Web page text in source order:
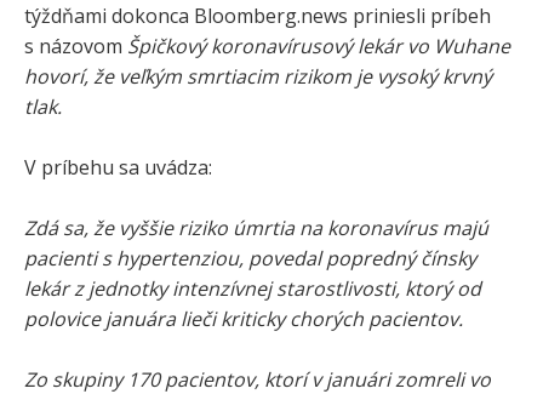
týždňami dokonca Bloomberg.news priniesli príbeh
s názovom Špičkový koronavírusový lekár vo Wuhane
hovorí, že veľkým smrtiacim rizikom je vysoký krvný
tlak.
V príbehu sa uvádza:
Zdá sa, že vyššie riziko úmrtia na koronavírus majú
pacienti s hypertenziou, povedal popredný čínsky
lekár z jednotky intenzívnej starostlivosti, ktorý od
polovice januára lieči kriticky chorých pacientov.
Zo skupiny 170 pacientov, ktorí v januári zomreli vo